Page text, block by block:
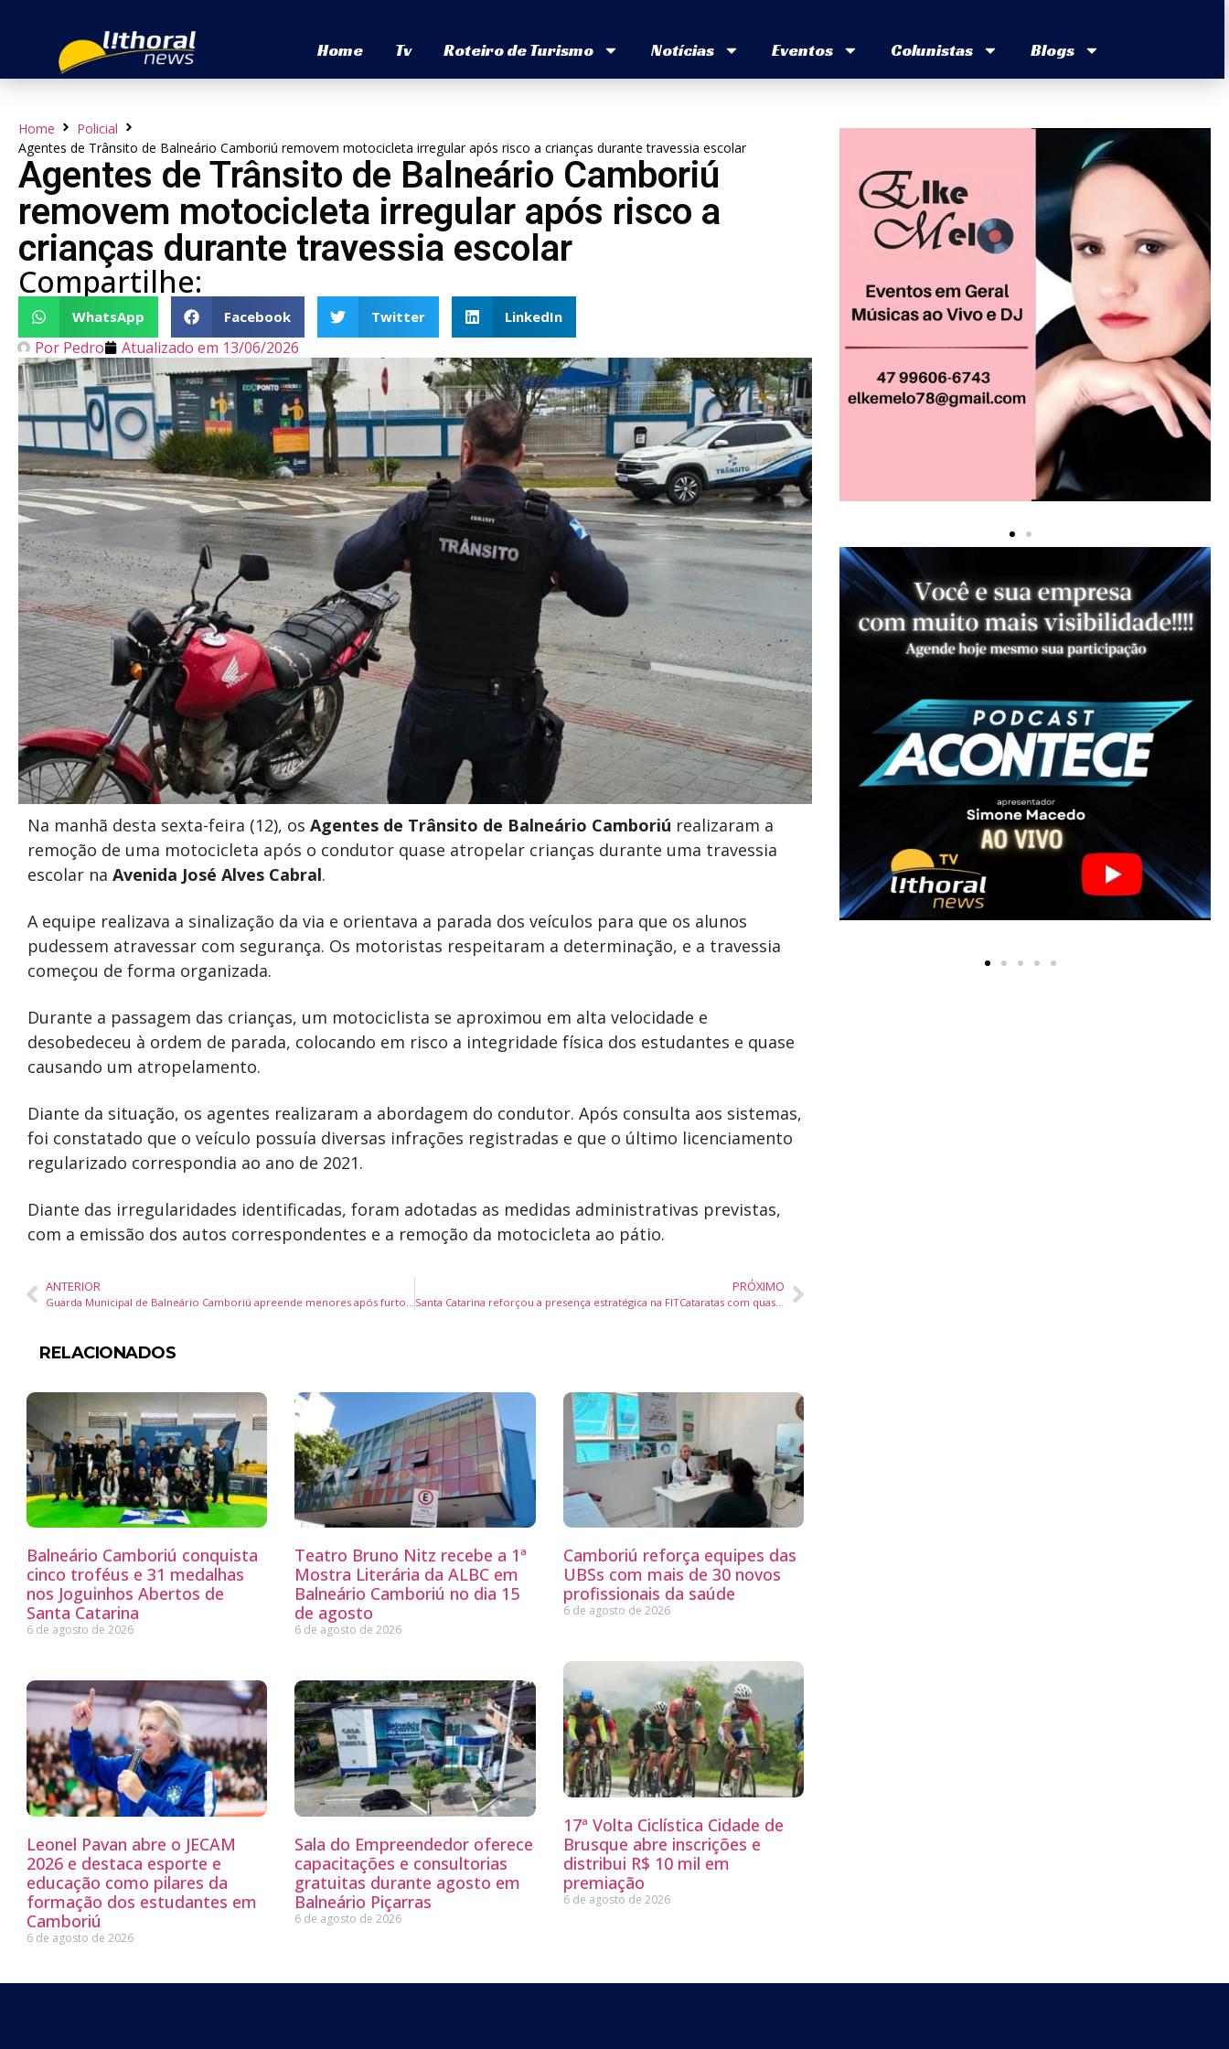
Home Tv Roteiro de Turismo Notícias Eventos Colunistas Blogs
Home
Policial
Agentes de Trânsito de Balneário Camboriú removem motocicleta irregular após risco a crianças durante travessia escolar
Agentes de Trânsito de Balneário Camboriú
removem motocicleta irregular após risco a
crianças durante travessia escolar
Compartilhe:
WhatsApp Facebook Twitter LinkedIn
Por Pedro Atualizado em 13/06/2026
Na manhã desta sexta-feira (12), os Agentes de Trânsito de Balneário Camboriú realizaram a
remoção de uma motocicleta após o condutor quase atropelar crianças durante uma travessia
escolar na Avenida José Alves Cabral.
A equipe realizava a sinalização da via e orientava a parada dos veículos para que os alunos
pudessem atravessar com segurança. Os motoristas respeitaram a determinação, e a travessia
começou de forma organizada.
Durante a passagem das crianças, um motociclista se aproximou em alta velocidade e
desobedeceu à ordem de parada, colocando em risco a integridade física dos estudantes e quase
causando um atropelamento.
Diante da situação, os agentes realizaram a abordagem do condutor. Após consulta aos sistemas,
foi constatado que o veículo possuía diversas infrações registradas e que o último licenciamento
regularizado correspondia ao ano de 2021.
Diante das irregularidades identificadas, foram adotadas as medidas administrativas previstas,
com a emissão dos autos correspondentes e a remoção da motocicleta ao pátio.
ANTERIOR
Guarda Municipal de Balneário Camboriú apreende menores após furto de bebidas em supermercado
PRÓXIMO
Santa Catarina reforçou a presença estratégica na FITCataratas com quase 70 coexpositores
RELACIONADOS
Balneário Camboriú conquista
cinco troféus e 31 medalhas
nos Joguinhos Abertos de
Santa Catarina
6 de agosto de 2026
Teatro Bruno Nitz recebe a 1ª
Mostra Literária da ALBC em
Balneário Camboriú no dia 15
de agosto
6 de agosto de 2026
Camboriú reforça equipes das
UBSs com mais de 30 novos
profissionais da saúde
6 de agosto de 2026
Leonel Pavan abre o JECAM
2026 e destaca esporte e
educação como pilares da
formação dos estudantes em
Camboriú
6 de agosto de 2026
Sala do Empreendedor oferece
capacitações e consultorias
gratuitas durante agosto em
Balneário Piçarras
6 de agosto de 2026
17ª Volta Ciclística Cidade de
Brusque abre inscrições e
distribui R$ 10 mil em
premiação
6 de agosto de 2026